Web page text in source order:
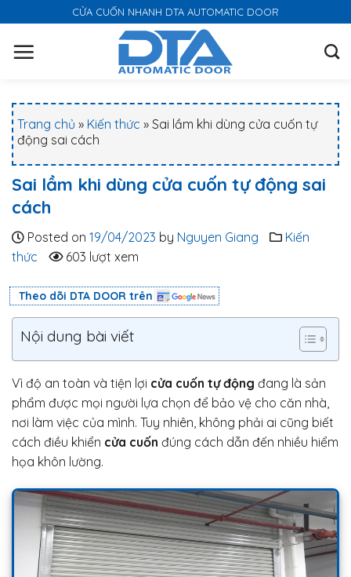
k
CỬA CUỐN NHANH DTA AUTOMATIC DOOR
Trang chủ » Kiến thức » Sai lầm khi dùng cửa cuốn tự
động sai cách
Sai lầm khi dùng cửa cuốn tự động sai
cách
Posted on 19/04/2023 by Nguyen Giang
Kiến
thức
603 lượt xem
Theo dõi DTA DOOR trên
Nội dung bài viết
Vì độ an toàn và tiện lợi cửa cuốn tự động đang là sản
phẩm được mọi người lựa chọn để bảo vệ cho căn nhà,
nơi làm việc của mình. Tuy nhiên, không phải ai cũng biết
cách điều khiển cửa cuốn đúng cách dẫn đến nhiều hiểm
họa khôn lường.